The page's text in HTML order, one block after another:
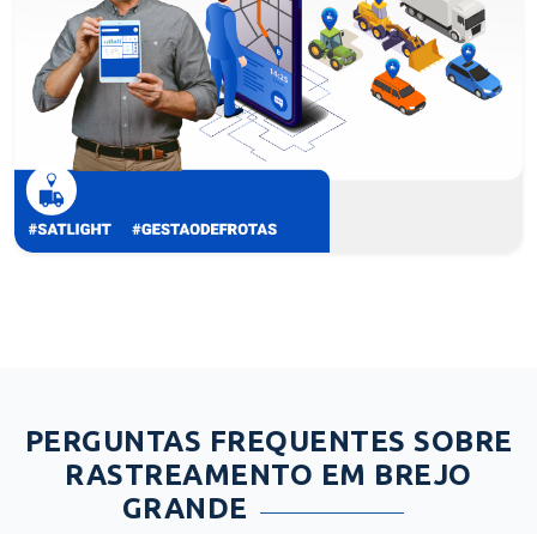
PERGUNTAS FREQUENTES SOBRE
RASTREAMENTO EM BREJO
GRANDE